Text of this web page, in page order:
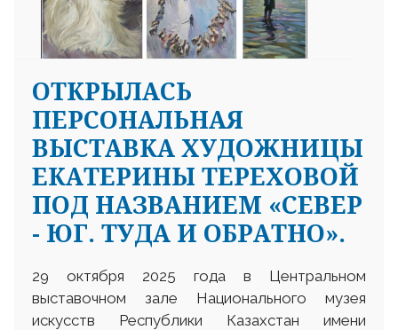
ОТКРЫЛАСЬ
ПЕРСОНАЛЬНАЯ
ВЫСТАВКА ХУДОЖНИЦЫ
ЕКАТЕРИНЫ ТЕРЕХОВОЙ
ПОД НАЗВАНИЕМ «СЕВЕР
- ЮГ. ТУДА И ОБРАТНО».
29 октября 2025 года в Центральном
выставочном зале Национального музея
искусств Республики Казахстан имени